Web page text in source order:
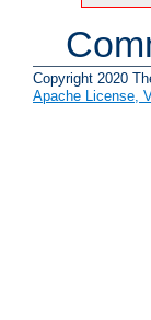
Copyright 2020
Apache License,